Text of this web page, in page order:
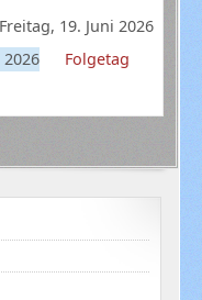
Freitag, 19. Juni 2026
2026
Folgetag